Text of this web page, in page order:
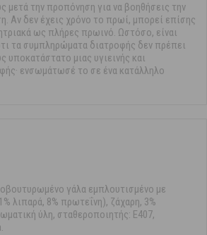
μετά την προπόνηση για να βοηθήσεις την
Αν δεν έχεις χρόνο το πρωί, μπορεί επίσης
ως πλήρες πρωινό. Ωστόσο, είναι
τα συμπληρώματα διατροφής δεν πρέπει
υποκατάστατο μιας υγιεινής και
ενσωμάτωσέ το σε ένα κατάλληλο
γάλα εμπλουτισμένο με
λιπαρά, 8% πρωτεΐνη), ζάχαρη, 3%
ύλη, σταθεροποιητής: E407,